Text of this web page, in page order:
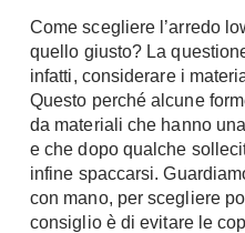
Materassi
Lattice
Memory Foam
Reti Letto
Cuscini
Consigli materassi
Come scegliere l’arredo
quello giusto? La
infatti, considerare i
Questo perché alcune
da materiali che hanno
e che dopo qualche
infine spaccarsi.
con mano, per scegliere
consiglio è di evitare le